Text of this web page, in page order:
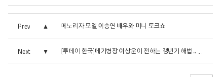
Prev 메노리자 모델 이승연 배우와 미니 토크쇼
Next [투데이 한국]메기병장 이상운이 전하는 갱년기 해법... 이승...